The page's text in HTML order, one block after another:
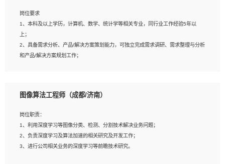
岗位要求：
1、全日制统招本科及以上学历，计算机相关专业毕业，5年以上开发工作经验；
2、具有扎实的java编程功底和良好的编码习惯，有分布式、多线程及高并发系统开
发经验和性能调优经验尤佳；熟悉JVM调优；掌握基础中间件、基础架构方案和云
平台、云产品功能特性，熟练使用相关平台的功能和了解其背后实现机制；
研发管理流程建设经验；
种常用框架和技术Springboot、Shiro、springcloud等；熟悉Linux常用命令和了解
常用脚本语言，较丰富的线上系统运维经验，复杂问题排查思路清晰。
岗位要求
1、本科及以上学历，计算机、数学、统计学等相关专业，同行业工作经验5年以
上；
2、具备需求分析、产品/解决方案策划能力，可独立完成需求调研、需求整理与分析
和产品/解决方案规划工作；
相关的解决方案，包括视频分析、图像识别、NLP、OCR、机器学习等；
AI算法框架，对人脸识别、目标检测、图像识别、OCR、NLP等AI算法有深刻理
解。具有AI平台级产品/解决方案从业经验者优先。具有大数据技术背景者优先；
6、具备良好的客户意识与沟通能力，善于学习思考、创新与团队协作，认真负责、
执行力与抗压力强。
图像算法工程师（成都/济南）
岗位职责：
1、利用深度学习等图像分类、检测、分割技术解决业务问题；
2、负责深度学习及算法加速的相关研究及开发工作；
3、进行公司相关业务的深度学习等前瞻技术研究。